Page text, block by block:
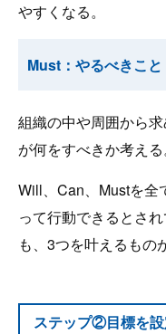
やすくなる。
Must：やるべきこと
組織の中や周囲から
が何をすべきか考える
Will、Can、Mustを全
って行動できるとさ
も、3つを叶えるもの
ステップ②目標を